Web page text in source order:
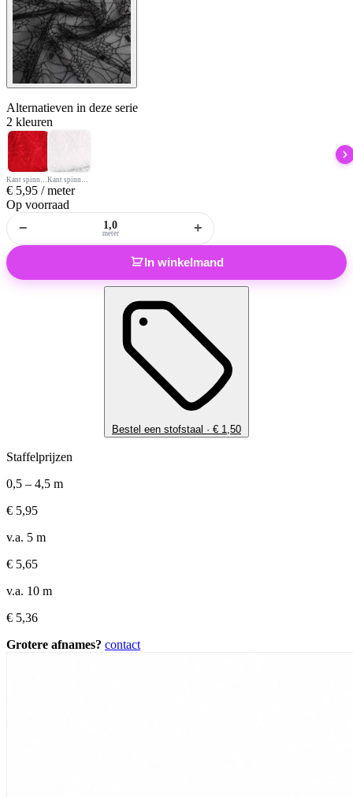
Alternatieven in deze serie
2 kleuren
€ 5,95 / meter
Op voorraad
− meter +
In winkelmand
Bestel een stofstaal · € 1,50
Staffelprijzen
0,5 – 4,5 m
€ 5,95
v.a. 5 m
€ 5,65
v.a. 10 m
€ 5,36
Grotere afnames? contact